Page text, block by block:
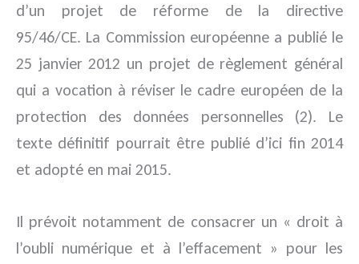
d’un projet de réforme de la directive
95/46/CE. La Commission européenne a publié le
25 janvier 2012 un projet de règlement général
qui a vocation à réviser le cadre européen de la
protection des données personnelles (2). Le
texte définitif pourrait être publié d’ici fin 2014
et adopté en mai 2015.
Il prévoit notamment de consacrer un « droit à
l’oubli numérique et à l’effacement » pour les